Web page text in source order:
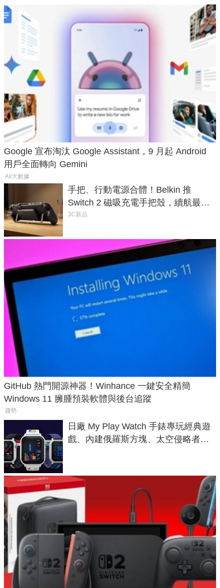
Google 宣布淘汰 Google Assistant，9 月起 Android
用戶全面轉向 Gemini
AI/大數據
手把、行動電源合體！Belkin 推
Switch 2 磁吸充電手把殼，續航最高
延長 1.5 倍
3C新品
GitHub 熱門開源神器！Winhance 一鍵安全精簡
Windows 11 臃腫預裝軟體與後台追蹤
趨勢
日廠 My Play Watch 手錶專玩經典遊
戲、內建俄羅斯方塊、太空侵略者，